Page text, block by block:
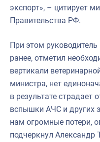
экспорт», – цитирует
Правительства РФ.
При этом
ранее, отметил
вертикали
министра, нет
в результате страдает
вспышки АЧС и других
нам огромные потери,
подчеркнул Александр